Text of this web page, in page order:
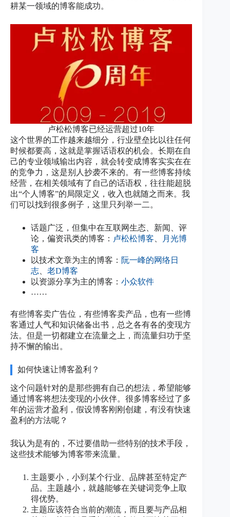
耕某一领域的博客能成功。
卢松松博客已经运营超过10年
这个世界的工作越来越细分，行业壁垒比以往任何
时候都要高，这就是掌握话语权的机会。长期在自
己的专业领域输出内容，就会转变成博客实实在在
的竞争力，这是别人抄袭不来的。有一些博客持续
经营，在相关领域有了自己的话语权，往往能超脱
出“个人博客”的局限定义，收入也就随之而来。我
们可以找到很多例子，这里只列举一二。
话题广泛，但集中在互联网生态、新闻、评
论，偏资讯类的博客： 卢松松博客
月光博
客
以技术文章为主的博客： 阮一峰的网络日
志
老D博客
以资源分享为主的博客： 小众软件
……
有些博客卖广告位，有些博客卖产品，也有一些博
客通过人气和知识储备出书，总之各有各的变现方
法。但是一切都建立在流量之上，而流量归功于坚
持不懈的输出。
如何快速让博客盈利？
这个问题针对的是那些拥有自己的想法，希望能够
通过博客将想法变现的小伙伴。很多博客经过了多
年的运营才盈利，假设博客刚刚创建，有没有快速
盈利的方法呢？
我认为是有的，不过要借助一些特别的技术手段，
这些技术能够为博客带来流量。
主题要小，小到某个行业、品牌甚至特定产
品。主题越小，就越能够在关键词竞争上取
得优势。
主题应该符合当前的潮流，而且要与产品相